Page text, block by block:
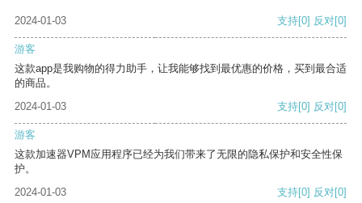
2024-01-03 支持[0] 反对[0]
游客
这款app是我购物的得力助手，让我能够找到最优惠的价格，买到最合适
的商品。
2024-01-03
支持[0] 反对[0]
游客
这款加速器VPM应用程序已经为我们带来了无限的隐私保护和安全性保
护。
2024-01-03
支持[0] 反对[0]